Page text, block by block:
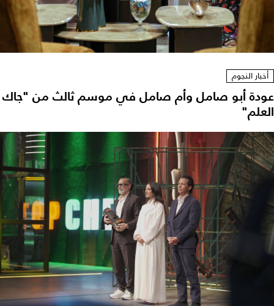
أخبار النجوم
عودة أبو صامل وأم صامل في موسم ثالث من "جاك
العلم"